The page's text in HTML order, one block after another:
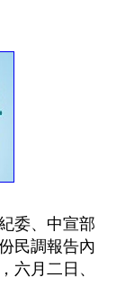
委、中宣部
民調報告內
六月二日、